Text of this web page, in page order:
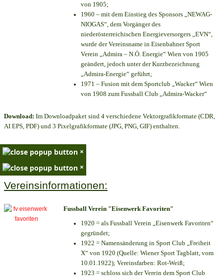
von 1905;
1960 – mit dem Einstieg des Sponsors „NEWAG-
NIOGAS“, dem Vorgänger des
niederösterreichischen Energieversorgers „EVN“,
wurde der Vereinsname in Eisenbahner Sport
Verein „Admira – N.Ö. Energie“ Wien von 1905
geändert, jedoch unter der Kurzbezeichnung
„Admira-Energie“ geführt;
1971 – Fusion mit dem Sportclub „Wacker“ Wien
von 1908 zum Fussball Club „Admira-Wacker“
Download: Im Downloadpaket sind 4 verschiedene Vektorgrafikformate (CDR,
AI EPS, PDF) und 3 Pixelgrafikformate (JPG, PNG, GIF) enthalten.
×
×
Vereinsinformationen:
Fussball Verein "Eisenwerk Favoriten"
1920 = als Fussball Verein „Eisenwerk Favoriten“
gegründet;
1922 = Namensänderung in Sport Club „Freiheit
X“ von 1920 (Quelle: Wiener Sport Tagblatt, vom
10.01.1922); Vereinsfarben: Rot-Weiß;
1923 = schloss sich der Verein dem Sport Club